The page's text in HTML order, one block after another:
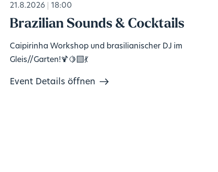
21.8.2026 18:00
Brazilian Sounds & Cocktails
Caipirinha Workshop und brasilianischer DJ im
Gleis//Garten!🍹🍋‍🟩💃
Event Details öffnen